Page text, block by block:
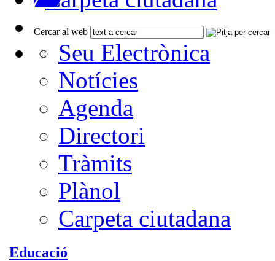
Cercar al web
Seu Electrònica
Notícies
Agenda
Directori
Tràmits
Plànol
Carpeta ciutadana
Educació